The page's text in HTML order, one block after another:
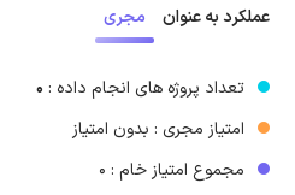
عملکرد به عنوان مجری
تعداد پروژه های انجام داده : 0
امتیاز مجری : بدون امتیاز
مجموع امتیاز خام : 0